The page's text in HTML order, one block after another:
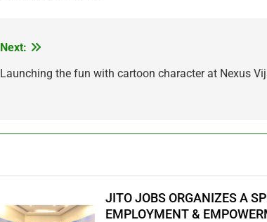
Next:
Launching the fun with cartoon character at Nexus
JITO JOBS ORGANIZES A
EMPLOYMENT &